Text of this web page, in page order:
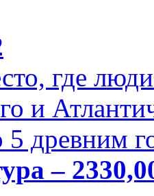
где
и
5 древним
–